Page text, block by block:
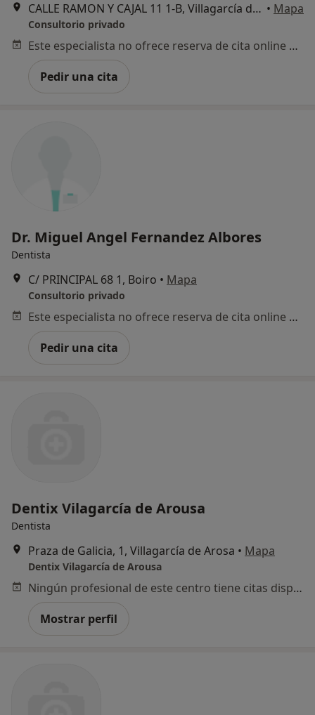
CALLE RAMON Y CAJAL 11 1-B, Villagarcía de Arosa • Mapa
Consultorio privado
Este especialista no ofrece reserva de cita online en esta dirección.
Pedir una cita
Dr. Miguel Angel Fernandez Albores
Dentista
C/ PRINCIPAL 68 1, Boiro • Mapa
Consultorio privado
Este especialista no ofrece reserva de cita online en esta dirección.
Pedir una cita
Dentix Vilagarcía de Arousa
Dentista
Praza de Galicia, 1, Villagarcía de Arosa • Mapa
Dentix Vilagarcía de Arousa
Ningún profesional de este centro tiene citas disponibles
Mostrar perfil